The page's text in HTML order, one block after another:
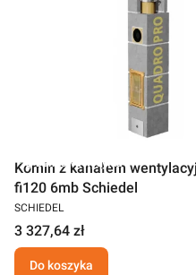
Darmowa wysyłka
Komin z kanałem
fi120 6mb Schiedel
SCHIEDEL
3 327,64 zł
Do koszyka